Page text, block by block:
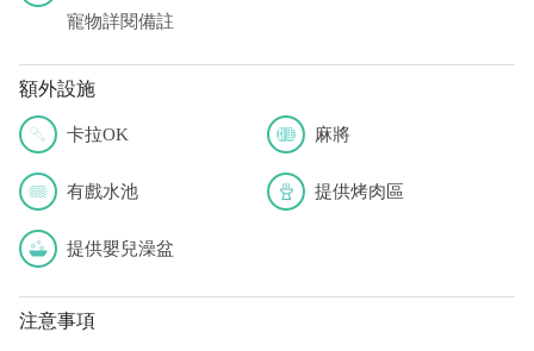
寵物詳閱備註
額外設施
卡拉OK 麻將
有戲水池 提供烤肉區
提供嬰兒澡盆
注意事項